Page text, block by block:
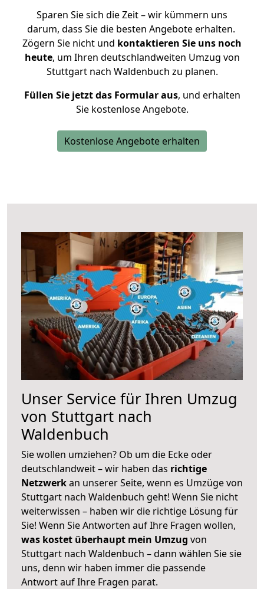
Sparen Sie sich die Zeit – wir kümmern uns
darum, dass Sie die besten Angebote erhalten.
Zögern Sie nicht und kontaktieren Sie uns noch
heute, um Ihren deutschlandweiten Umzug von
Stuttgart nach Waldenbuch zu planen.
Füllen Sie jetzt das Formular aus, und erhalten
Sie kostenlose Angebote.
Kostenlose Angebote erhalten
Unser Service für Ihren Umzug
von Stuttgart nach
Waldenbuch
Sie wollen umziehen? Ob um die Ecke oder
deutschlandweit – wir haben das richtige
Netzwerkan unserer Seite, wenn es Umzüge von
Stuttgart nach Waldenbuch geht! Wenn Sie nicht
weiterwissen – haben wir die richtige Lösung für
Sie! Wenn Sie Antworten auf Ihre Fragen wollen,
was kostet überhaupt mein Umzug von
Stuttgart nach Waldenbuch – dann wählen Sie sie
uns, denn wir haben immer die passende
Antwort auf Ihre Fragen parat.